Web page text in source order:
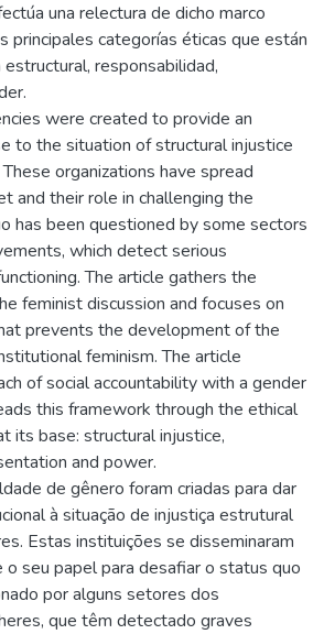
una relectura de dicho marco
principales categorías éticas que están
responsabilidad,
were created to provide an
to the situation of structural injustice
organizations have spread
and their role in challenging the
has been questioned by some sectors
which detect serious
The article gathers the
feminist discussion and focuses on
prevents the development of the
feminism. The article
of social accountability with a gender
this framework through the ethical
its base: structural injustice,
and power.
de gênero foram criadas para dar
à situação de injustiça estrutural
Estas instituições se disseminaram
seu papel para desafiar o status quo
por alguns setores dos
que têm detectado graves